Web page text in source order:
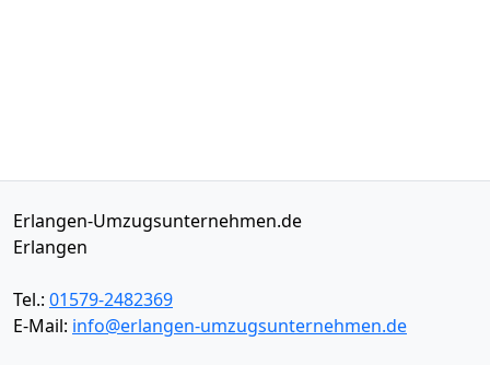
Erlangen-Umzugsunternehmen.de
Erlangen
Tel.: 01579-2482369
E-Mail: info@erlangen-umzugsunternehmen.de